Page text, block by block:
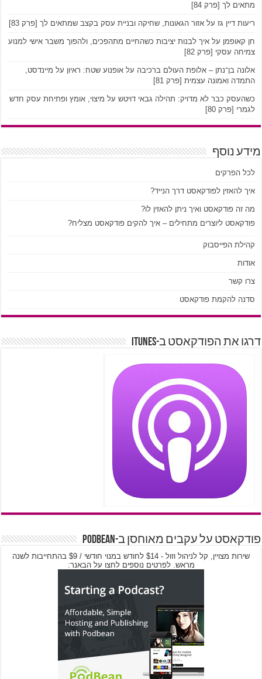
מתאים לך [פרק 84]
ריעות דיין גז על אזור הגאונות, שחיקה ובניית עסק בקצב שמתאים לך [פרק 83]
חן קאופמן על איך לבנות יציבות כשהחיים מתהפכים, ולהפוך משבר אישי למנוע
צמיחה עסקי [פרק 82]
אלונה בן־נתן – אלופת העולם ברכיבה על אופנוע שטח: ראיון על מיינדסט,
התמדה ואמונה עצמית [פרק 81]
כשהעסק כבר לא מדויק: תהילה גבאי דויטש על מיצוי, אומץ ופתיחת עסק חדש
לגמרי [פרק 80]
מידע נוסף
לכל הפרקים
איך להאזין לפודקאסט דרך הנייד?
מה זה פודקאסט ואיך ניתן להאזין לו?
פודקאסט ליוצרים מתחילים – איך להקים פודקאסט מצליח?
קהילת הפייסבוק
אודות
צרו קשר
סדנה להקמת פודקאסט
דרגו את הפודקאסט ב-iTunes
פודקאסט על עקבים מאוחסן ב-PodBean
שירות מצויין, קל לניהול וזול - $14 לחודש במנוי חודשי / $9 בהתחייבות לשנה
מראש. לפרטים נוספים לחצו על הבאנר: